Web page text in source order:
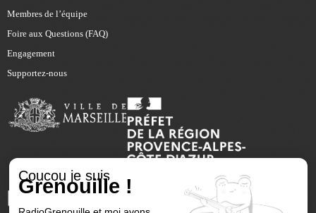
Membres de l’équipe
Foire aux Questions (FAQ)
Engagement
Supportez-nous
Coucou je suis
Grenouille !